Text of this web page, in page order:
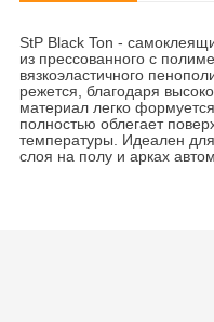
StP Black Ton -
из прессованного с
вязкоэластичного
режется, благодаря
материал легко
полностью облегает
температуры. Идеален
слоя на полу и арках